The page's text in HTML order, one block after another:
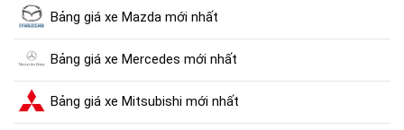
Bảng giá xe Mazda mới nhất
Bảng giá xe Mercedes mới nhất
Bảng giá xe Mitsubishi mới nhất